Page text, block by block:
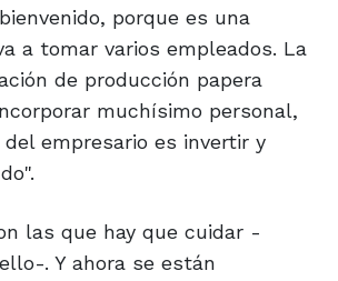
porque es una
a tomar varios empleados. La
de producción papera
muchísimo personal,
empresario es invertir y
las que hay que cuidar -
. Y ahora se están